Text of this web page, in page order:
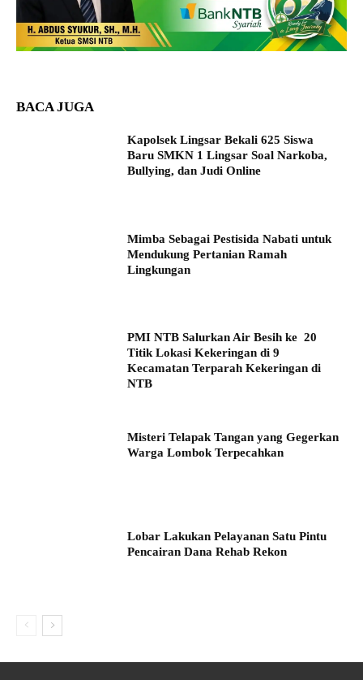
BACA JUGA
Kapolsek Lingsar Bekali 625 Siswa
Baru SMKN 1 Lingsar Soal Narkoba,
Bullying, dan Judi Online
Mimba Sebagai Pestisida Nabati untuk
Mendukung Pertanian Ramah
Lingkungan
PMI NTB Salurkan Air Besih ke 20
Titik Lokasi Kekeringan di 9
Kecamatan Terparah Kekeringan di
NTB
Misteri Telapak Tangan yang Gegerkan
Warga Lombok Terpecahkan
Lobar Lakukan Pelayanan Satu Pintu
Pencairan Dana Rehab Rekon